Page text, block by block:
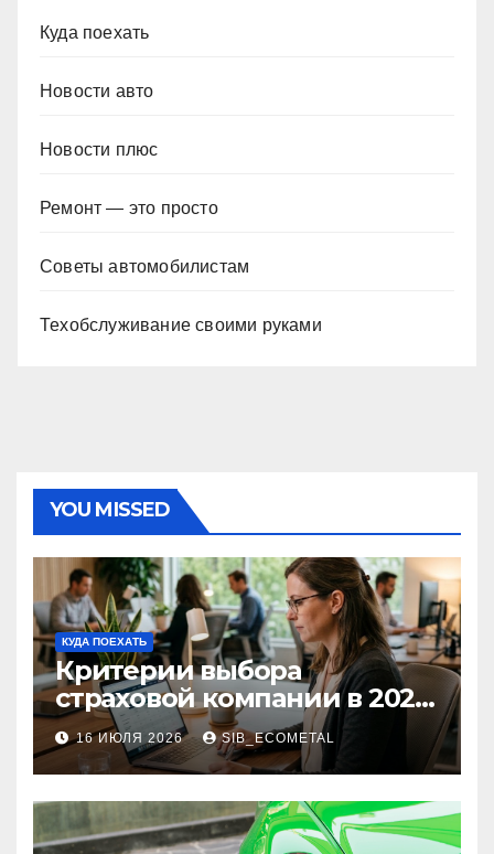
Куда поехать
Новости авто
Новости плюс
Ремонт — это просто
Советы автомобилистам
Техобслуживание своими руками
YOU MISSED
КУДА ПОЕХАТЬ
Критерии выбора
страховой компании в 2026
году: надежность и
реальные отзывы о
выплатах
16 ИЮЛЯ 2026 SIB_ECOMETAL